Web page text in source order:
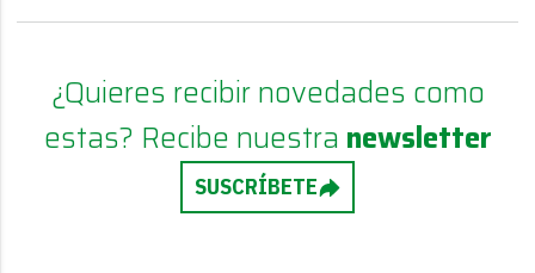
¿Quieres recibir novedades como
estas? Recibe nuestra newsletter
SUSCRÍBETE